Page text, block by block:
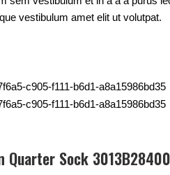
vestibulum amet elit ut volutpat.
Quarter Sock